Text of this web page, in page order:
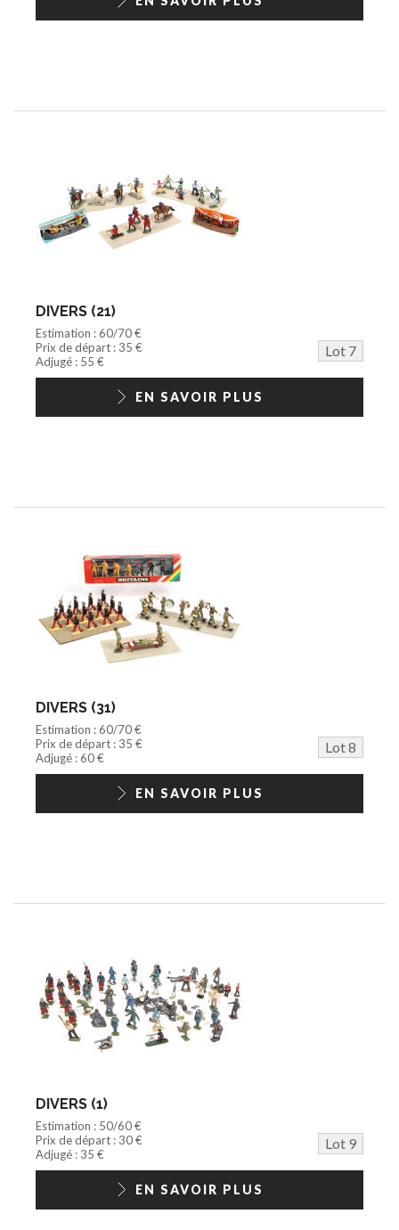
DIVERS (21)
Estimation : 60/70 €
Prix de départ : 35 €
Lot 7
Adjugé : 55 €
EN SAVOIR PLUS
DIVERS (31)
Estimation : 60/70 €
Prix de départ : 35 €
Lot 8
Adjugé : 60 €
EN SAVOIR PLUS
DIVERS (1)
Estimation : 50/60 €
Prix de départ : 30 €
Lot 9
Adjugé : 35 €
EN SAVOIR PLUS